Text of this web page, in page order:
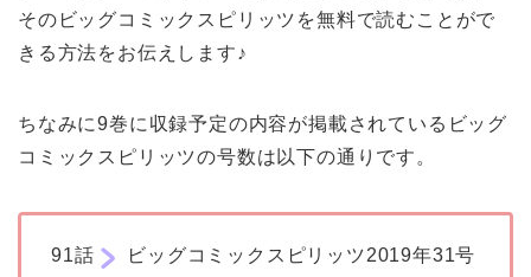
そのビッグコミックスピリッツを無料で読むことがで
きる方法をお伝えします♪
ちなみに9巻に収録予定の内容が掲載されているビッグ
コミックスピリッツの号数は以下の通りです。
91話
ビッグコミックスピリッツ2019年31号